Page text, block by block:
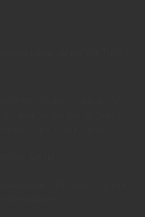
в России соцсети.